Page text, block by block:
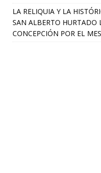
LA RELIQUIA Y LA
SAN ALBERTO HURTADO
CONCEPCIÓN POR EL